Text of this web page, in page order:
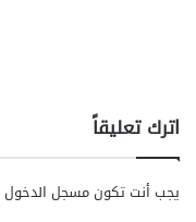
ظ
ي
م
ل
ط
ق
ة
ح
ر
اترك تعليقاً
يجب أنت تكونمسجل الدخول